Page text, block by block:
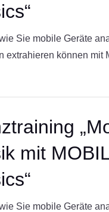
Sie mobile Geräte
extrahieren können mit
mit
Sie mobile Geräte